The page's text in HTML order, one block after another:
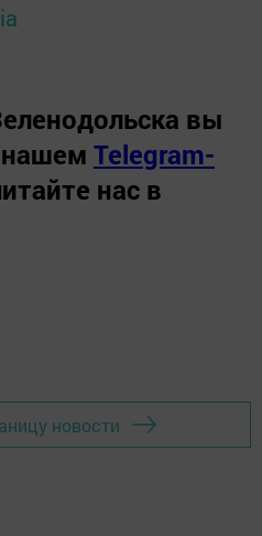
вы
Telegram-
нас в
новости